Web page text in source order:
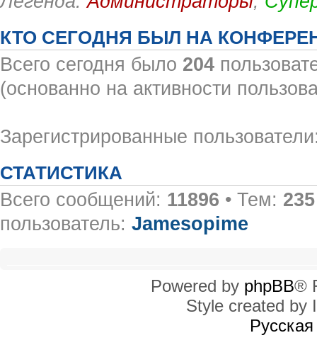
КТО СЕГОДНЯ БЫЛ НА
Всего сегодня было 204
(основанно на активности
Зарегистрированные
СТАТИСТИКА
Всего сообщений: 11896 • Тем: 235
пользователь: Jamesopime
Powered by phpBB®
Style created by